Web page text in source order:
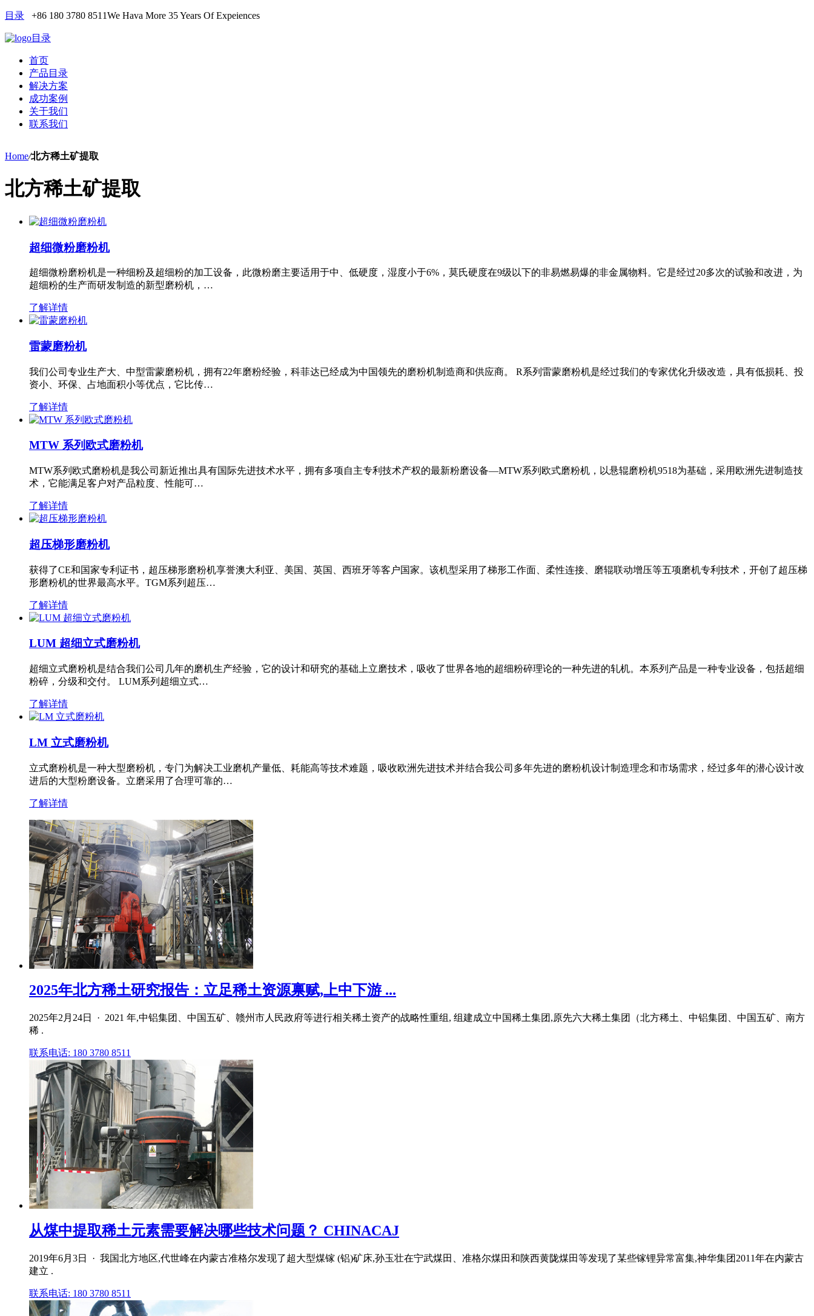
目录 +86 180 3780 8511We Hava More 35 Years Of Expeiences
目录
首页
产品目录
解决方案
成功案例
关于我们
联系我们
Home/北方稀土矿提取
北方稀土矿提取
超细微粉磨粉机
超细微粉磨粉机是一种细粉及超细粉的加工设备，此微粉磨主要适用于中、低硬度，湿度小于6%，莫氏硬度在9级以下的非易燃易爆的非金属物料。它是经过20多次的试验和改进，为
超细粉的生产而研发制造的新型磨粉机，…
了解详情
雷蒙磨粉机
我们公司专业生产大、中型雷蒙磨粉机，拥有22年磨粉经验，科菲达已经成为中国领先的磨粉机制造商和供应商。 R系列雷蒙磨粉机是经过我们的专家优化升级改造，具有低损耗、投
资小、环保、占地面积小等优点，它比传…
了解详情
MTW 系列欧式磨粉机
MTW系列欧式磨粉机是我公司新近推出具有国际先进技术水平，拥有多项自主专利技术产权的最新粉磨设备—MTW系列欧式磨粉机，以悬辊磨粉机9518为基础，采用欧洲先进制造技
术，它能满足客户对产品粒度、性能可…
了解详情
超压梯形磨粉机
获得了CE和国家专利证书，超压梯形磨粉机享誉澳大利亚、美国、英国、西班牙等客户国家。该机型采用了梯形工作面、柔性连接、磨辊联动增压等五项磨机专利技术，开创了超压梯
形磨粉机的世界最高水平。TGM系列超压…
了解详情
LUM 超细立式磨粉机
超细立式磨粉机是结合我们公司几年的磨机生产经验，它的设计和研究的基础上立磨技术，吸收了世界各地的超细粉碎理论的一种先进的轧机。本系列产品是一种专业设备，包括超细
粉碎，分级和交付。 LUM系列超细立式…
了解详情
LM 立式磨粉机
立式磨粉机是一种大型磨粉机，专门为解决工业磨机产量低、耗能高等技术难题，吸收欧洲先进技术并结合我公司多年先进的磨粉机设计制造理念和市场需求，经过多年的潜心设计改
进后的大型粉磨设备。立磨采用了合理可靠的…
了解详情
2025年北方稀土研究报告：立足稀土资源禀赋,上中下游 ...
2025年2月24日 · 2021 年,中铝集团、中国五矿、赣州市人民政府等进行相关稀土资产的战略性重组, 组建成立中国稀土集团,原先六大稀土集团（北方稀土、中铝集团、中国五矿、南方
稀 .
联系电话: 180 3780 8511
从煤中提取稀土元素需要解决哪些技术问题？ CHINACAJ
2019年6月3日 · 我国北方地区,代世峰在内蒙古准格尔发现了超大型煤镓 (铝)矿床,孙玉壮在宁武煤田、准格尔煤田和陕西黄陇煤田等发现了某些镓锂异常富集,神华集团2011年在内蒙古
建立 .
联系电话: 180 3780 8511